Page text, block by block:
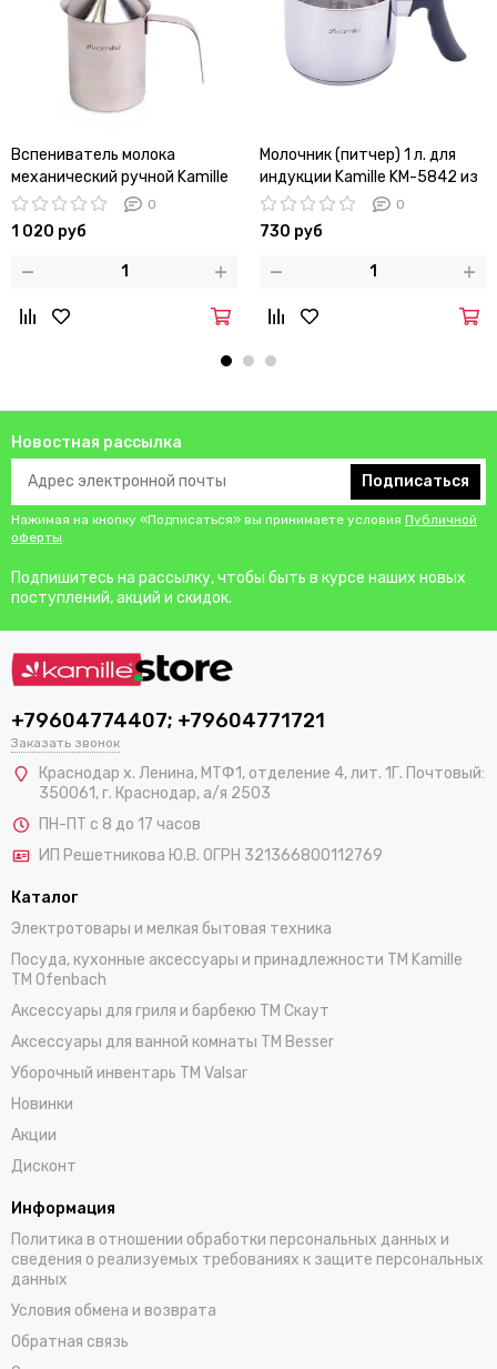
Вспениватель молока
механический ручной Kamille
KM-5841 (капучинатор)
0
1 020 руб
Молочник (питчер) 1 л. для
индукции Kamille KM-5842 из
нержавеющей стали
0
730 руб
Новостная рассылка
Подписаться
Нажимая на кнопку «Подписаться» вы принимаете условия Публичной
оферты.
Подпишитесь на рассылку, чтобы быть в курсе наших новых
поступлений, акций и скидок.
+79604774407; +79604771721
Заказать звонок
Краснодар х. Ленина, МТФ1, отделение 4, лит. 1Г. Почтовый:
350061, г. Краснодар, а/я 2503
ПН-ПТ с 8 до 17 часов
ИП Решетникова Ю.В. ОГРН 321366800112769
Каталог
Электротовары и мелкая бытовая техника
Посуда, кухонные аксессуары и принадлежности TM Kamille
TM Ofenbach
Аксессуары для гриля и барбекю TM Скаут
Аксессуары для ванной комнаты TM Besser
Уборочный инвентарь TM Valsar
Новинки
Акции
Дисконт
Информация
Политика в отношении обработки персональных данных и
сведения о реализуемых требованиях к защите персональных
данных
Условия обмена и возврата
Обратная связь